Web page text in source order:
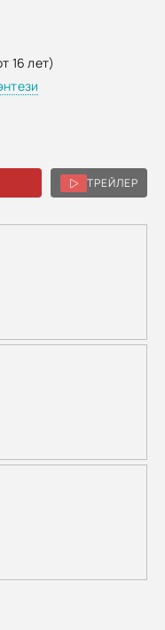
ТРЕЙЛЕР
16 лет)